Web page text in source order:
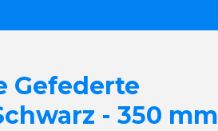
Gefederte
- 350 mm